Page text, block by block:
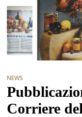
NEWS
Corriere